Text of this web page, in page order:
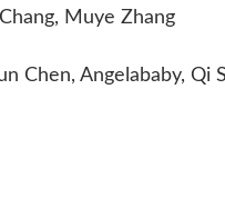
Muye Zhang
Chen, Angelababy, Qi